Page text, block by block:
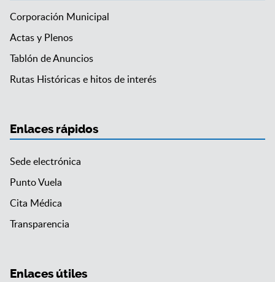
Corporación Municipal
Actas y Plenos
Tablón de Anuncios
Rutas Históricas e hitos de interés
Enlaces rápidos
Sede electrónica
Punto Vuela
Cita Médica
Transparencia
Enlaces útiles